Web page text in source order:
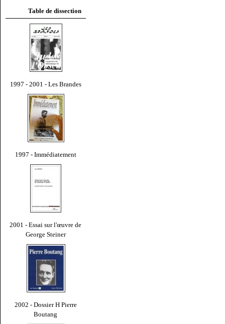
Table de dissection
1997 - 2001 - Les Brandes
1997 - Immédiatement
2001 - Essai sur l'œuvre de
George Steiner
2002 - Dossier H Pierre
Boutang